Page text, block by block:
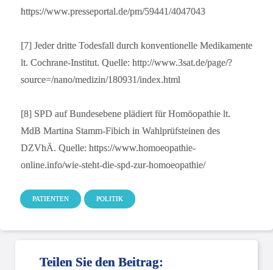
https://www.presseportal.de/pm/59441/4047043
[7] Jeder dritte Todesfall durch konventionelle Medikamente
lt. Cochrane-Institut. Quelle: http://www.3sat.de/page/?
source=/nano/medizin/180931/index.html
[8] SPD auf Bundesebene plädiert für Homöopathie lt.
MdB Martina Stamm-Fibich in Wahlprüfsteinen des
DZVhÄ. Quelle: https://www.homoeopathie-
online.info/wie-steht-die-spd-zur-homoeopathie/
PATIENTEN POLITIK
Teilen Sie den Beitrag: